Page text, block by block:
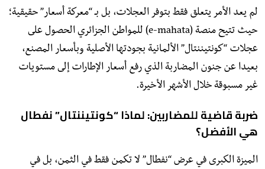
لم يعد الأمر يتعلق فقط بتوفر العجلات، بل بـ “معركة أسعار” حقيقية؛
حيث تتيح منصة (e-mahata) للمواطن الجزائري الحصول على
عجلات “كونتيننتال” الألمانية بجودتها الأصلية وبأسعار المصنع،
بعيدا عن جنون المضاربة الذي رفع أسعار الإطارات إلى مستويات
غير مسبوقة خلال الأشهر الأخيرة.
​ضربة قاضية للمضاربين: لماذا “كونتيننتال” نفطال
هي الأفضل؟
​الميزة الكبرى في عرض “نفطال” لا تكمن فقط في الثمن، بل في